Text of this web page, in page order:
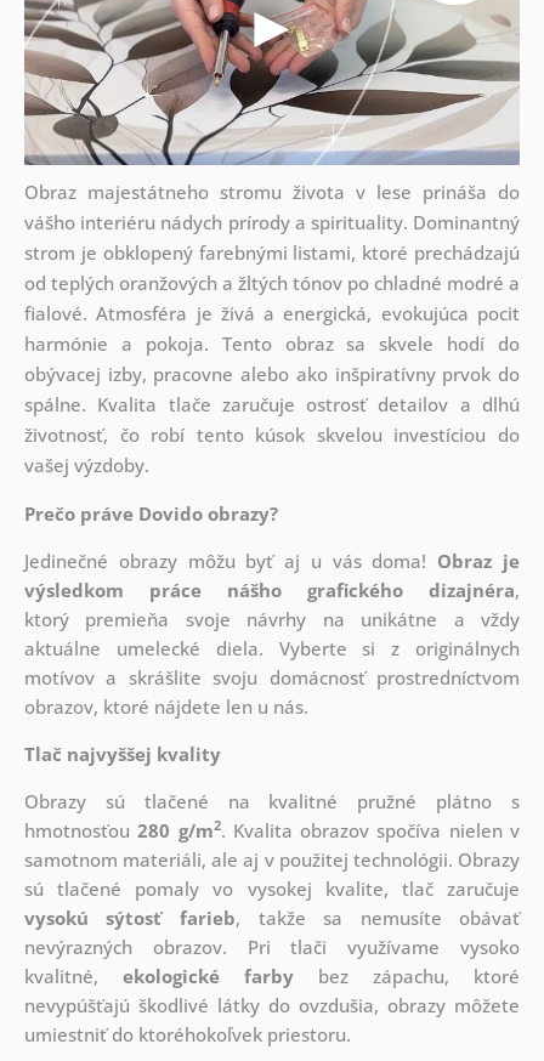
Obraz majestátneho stromu života v lese prináša do
vášho interiéru nádych prírody a spirituality. Dominantný
strom je obklopený farebnými listami, ktoré prechádzajú
od teplých oranžových a žltých tónov po chladné modré a
fialové. Atmosféra je živá a energická, evokujúca pocit
harmónie a pokoja. Tento obraz sa skvele hodí do
obývacej izby, pracovne alebo ako inšpiratívny prvok do
spálne. Kvalita tlače zaručuje ostrosť detailov a dlhú
životnosť, čo robí tento kúsok skvelou investíciou do
vašej výzdoby.
Prečo práve Dovido obrazy?
Jedinečné obrazy môžu byť aj u vás doma! Obraz je
výsledkom práce nášho grafického dizajnéra,
ktorý premieňa svoje návrhy na unikátne a vždy
aktuálne umelecké diela. Vyberte si z originálnych
motívov a skrášlite svoju domácnosť prostredníctvom
obrazov, ktoré nájdete len u nás.
Tlač najvyššej kvality
Obrazy sú tlačené na kvalitné pružné plátno s
hmotnosťou280 g/m2. Kvalita obrazov spočíva nielen v
samotnom materiáli, ale aj v použitej technológii. Obrazy
sú tlačené pomaly vo vysokej kvalite, tlač zaručuje
vysokú sýtosť farieb, takže sa nemusíte obávať
nevýrazných obrazov. Pri tlači využívame vysoko
kvalitné, ekologické farby bez zápachu, ktoré
nevypúšťajú škodlivé látky do ovzdušia, obrazy môžete
umiestniť do ktoréhokoľvek priestoru.